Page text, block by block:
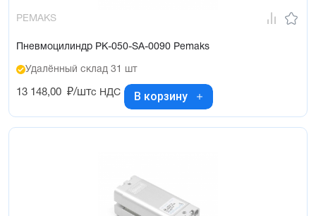
PEMAKS
Пневмоцилиндр PK-050-SA-0090 Pemaks
Удалённый склад 31 шт
13 148,00 ₽/штс НДС В корзину